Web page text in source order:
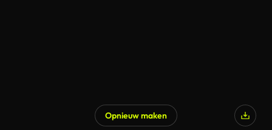
Opnieuw maken